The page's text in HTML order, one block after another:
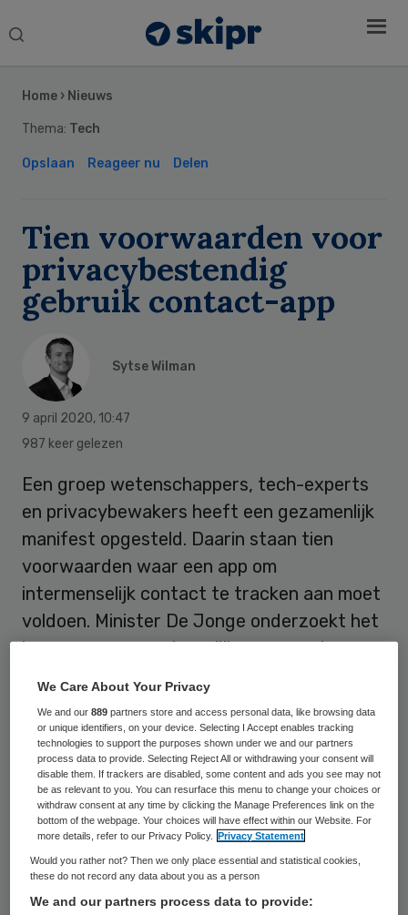
Search
Home › Nieuws
Thema: Tech
Opslaan Reageer nu Delen
Tien voorwaarden voor
privacybestendig
gebruik contact-app
Sytse Wilman
9 april 2020, 10:47
987 keer gelezen
Een groep wetenschappers, tech-experts
en privacybewakers heeft een gezamenlijk
manifest opgesteld. Daarin staan tien
voorwaarden waar een app om
intermenselijk contact te tracken aan moet
voldoen. Minister De Jonge onderzoekt het
invoeren van een dergelijke app om de
Het manifest is online verschenen en bevat
tien uitgangspuntenwaaraan volgens de
opstellers moet worden voldaan om een
contact tracker veilig te introduceren. “De
contact-app van minister De Jonge kan niet
zonder vertrouwen en draagvlak”, aldus
Bart Jacobs, hoogleraar
Sidebar
We Care About Your Privacy
We and our889 partners store and access personal data, like browsing data
or unique identifiers, on your device. Selecting I Accept enables tracking
technologies to support the purposes shown under we and our partners
process data to provide. Selecting Reject All or withdrawing your consent will
disable them. If trackers are disabled, some content and ads you see may not
be as relevant to you. You can resurface this menu to change your choices or
withdraw consent at any time by clicking the Manage Preferences link on the
bottom of the webpage. Your choices will have effect within our Website. For
more details, refer to our Privacy Policy.
Privacy Statement
Would you rather not? Then we only place essential and statistical cookies,
these do not record any data about you as a person
We and our partners process data to provide: